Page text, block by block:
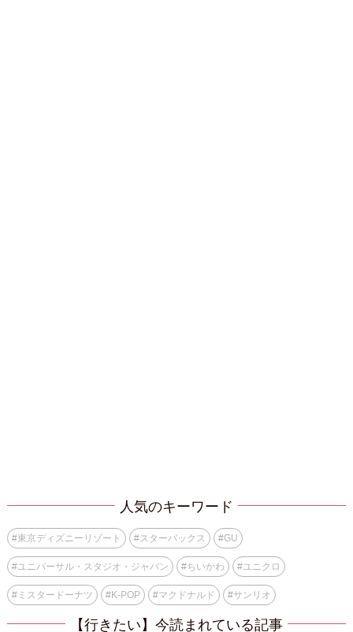
人気のキーワード
#東京ディズニーリゾート #スターバックス #GU
#ユニバーサル・スタジオ・ジャパン #ちいかわ #ユニクロ
#ミスタードーナツ #K-POP #マクドナルド #サンリオ
【行きたい】今読まれている記事